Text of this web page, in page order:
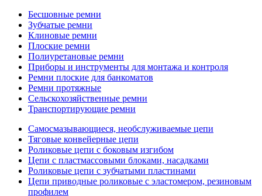
Бесшовные ремни
Зубчатые ремни
Клиновые ремни
Плоские ремни
Полиуретановые ремни
Приборы и инструменты для монтажа и контроля
Ремни плоские для банкоматов
Ремни протяжные
Сельскохозяйственные ремни
Транспортирующие ремни
Самосмазывающиеся, необслуживаемые цепи
Тяговые конвейерные цепи
Роликовые цепи с боковым изгибом
Цепи с пластмассовыми блоками, насадками
Роликовые цепи с зубчатыми пластинами
Цепи приводные роликовые с эластомером, резиновым
профилем